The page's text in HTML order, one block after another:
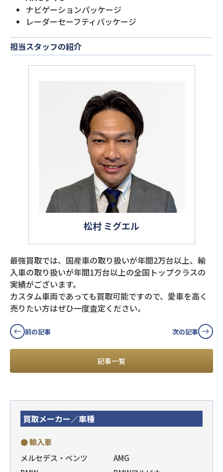
ナビゲーションパッケージ
レーダーセーフティパッケージ
担当スタッフの紹介
松村 ミグエル
最強買取では、国産車の取り扱いが年間2万台以上、輸
入車の取り扱いが年間1万台以上の全国トップクラスの
実績がございます。
カスタム車両であっても買取可能ですので、愛車を高く
売りたい方はぜひ一度査定ください。
前の記事
記事一覧
次の記事
買取メーカー／車種
● 輸入車
メルセデス・ベンツ
AMG